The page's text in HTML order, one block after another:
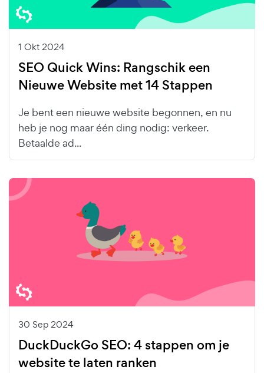
1 Okt 2024
SEO Quick Wins: Rangschik een
Nieuwe Website met 14 Stappen
Je bent een nieuwe website begonnen, en nu
heb je nog maar één ding nodig: verkeer.
Betaalde ad...
30 Sep 2024
DuckDuckGo SEO: 4 stappen om je
website te laten ranken